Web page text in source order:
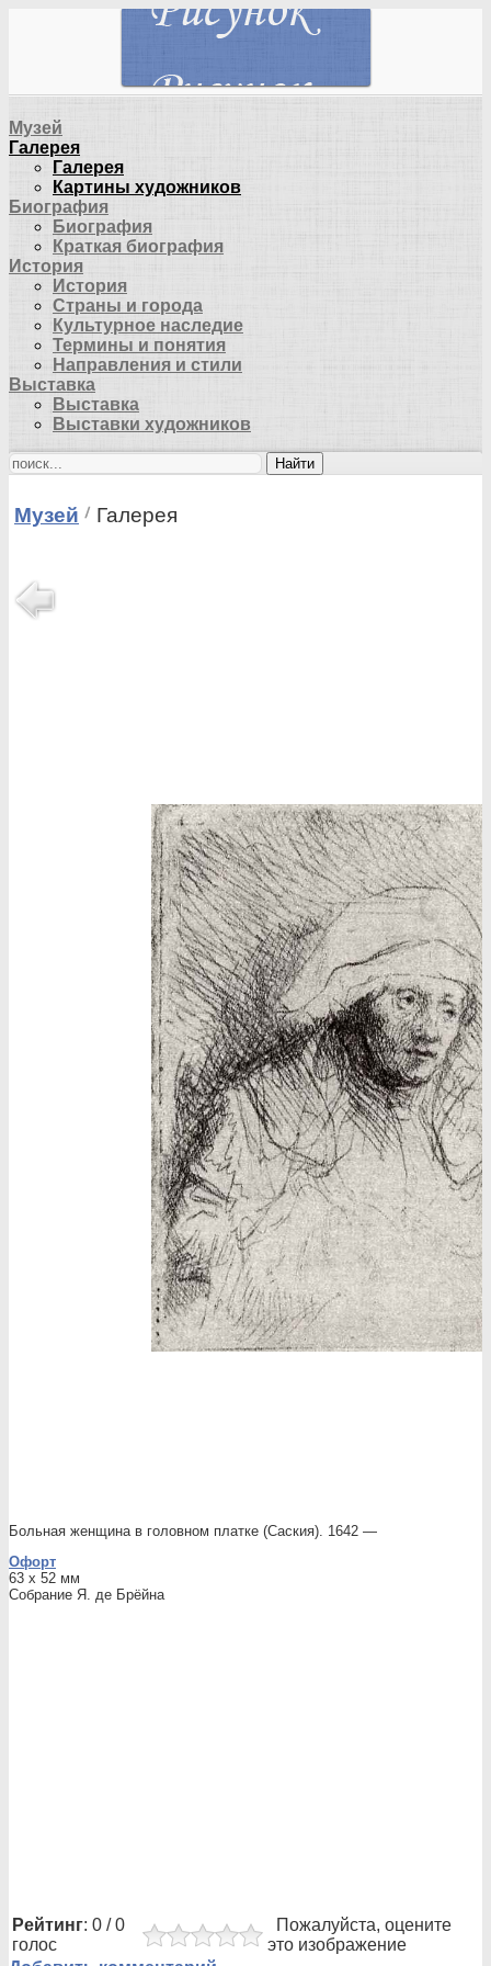
Музей
Галерея
Галерея
Картины художников
Биография
Биография
Краткая биография
История
История
Страны и города
Культурное наследие
Термины и понятия
Направления и стили
Выставка
Выставка
Выставки художников
Найти
Музей Галерея
Больная женщина в головном платке (Саския). 1642 —
Офорт
63 x 52 мм
Собрание Я. де Брёйна
Рейтинг: 0 / 0
голос
Пожалуйста, оцените
это изображение